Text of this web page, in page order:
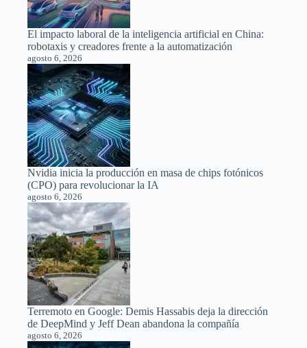
El impacto laboral de la inteligencia artificial en China:
robotaxis y creadores frente a la automatización
agosto 6, 2026
Nvidia inicia la producción en masa de chips fotónicos
(CPO) para revolucionar la IA
agosto 6, 2026
Terremoto en Google: Demis Hassabis deja la dirección
de DeepMind y Jeff Dean abandona la compañía
agosto 6, 2026